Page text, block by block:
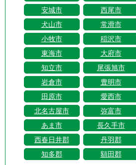
安城市
西尾市
犬山市
常滑市
小牧市
稲沢市
東海市
大府市
知立市
尾張旭市
岩倉市
豊明市
田原市
愛西市
北名古屋市
弥富市
あま市
長久手市
西春日井郡
丹羽郡
知多郡
額田郡